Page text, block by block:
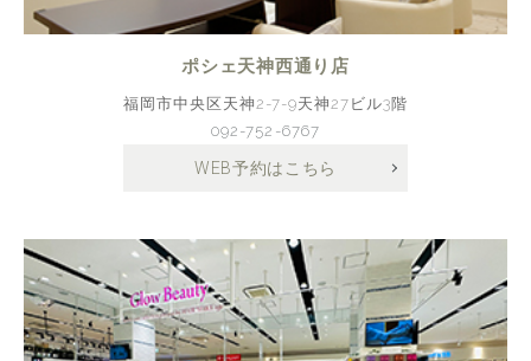
ポシェ天神西通り店
福岡市中央区天神2-7-9天神27ビル3階
092-752-6767
WEB予約はこちら